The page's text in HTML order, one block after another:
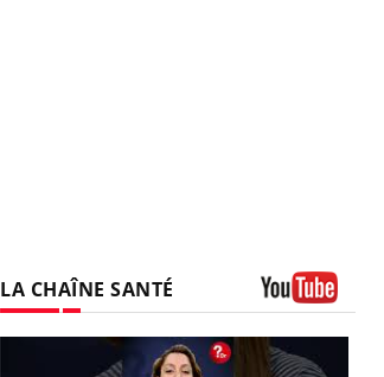
LA CHAÎNE SANTÉ